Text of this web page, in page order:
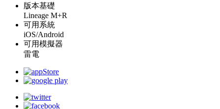
版本基礎
Lineage M+R
可用系統
iOS/Android
可用模擬器
雷電